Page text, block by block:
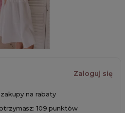
Zaloguj się
na rabaty
109 punktów